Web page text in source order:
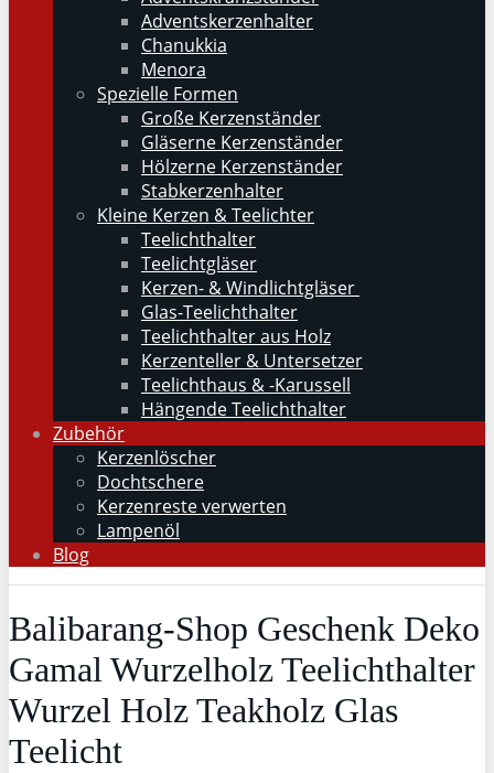
Adventskerzenhalter
Chanukkia
Menora
Spezielle Formen
Große Kerzenständer
Gläserne Kerzenständer
Hölzerne Kerzenständer
Stabkerzenhalter
Kleine Kerzen & Teelichter
Teelichthalter
Teelichtgläser
Kerzen- & Windlichtgläser
Glas-Teelichthalter
Teelichthalter aus Holz
Kerzenteller & Untersetzer
Teelichthaus & -Karussell
Hängende Teelichthalter
Zubehör
Kerzenlöscher
Dochtschere
Kerzenreste verwerten
Lampenöl
Blog
Balibarang-Shop Geschenk Deko
Gamal Wurzelholz Teelichthalter
Wurzel Holz Teakholz Glas
Teelicht